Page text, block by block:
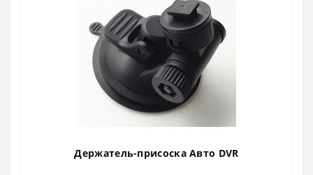
Держатель-присоска Авто DVR